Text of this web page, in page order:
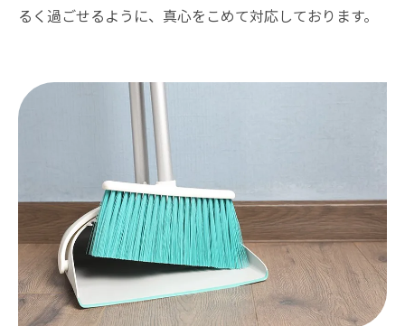
るく過ごせるように、真心をこめて対応しております。